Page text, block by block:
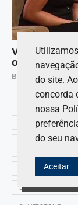
BRITISH GP
CHARLES
FERRARI
LEWIS HAMILTON
do site.
concorda
nossa
do seu
Aceitar